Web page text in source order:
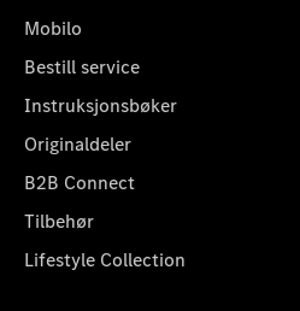
Mobilo
Bestill service
Instruksjonsbøker
Originaldeler
B2B Connect
Tilbehør
Lifestyle Collection